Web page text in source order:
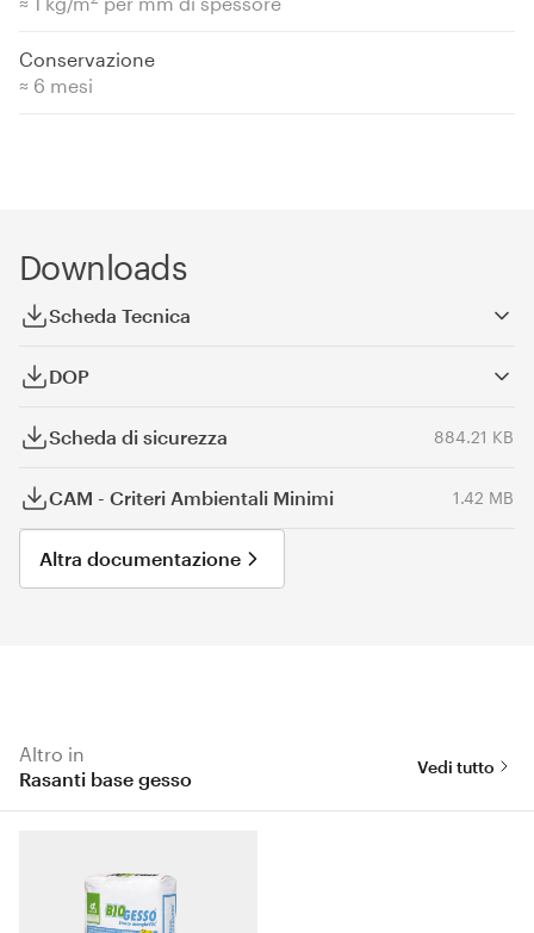
Conservazione
≈ 6 mesi
Downloads
Scheda Tecnica
DOP
Scheda di sicurezza 884.21 KB
CAM - Criteri Ambientali Minimi 1.42 MB
Altra documentazione
Altro in
Rasanti base gesso
Vedi tutto